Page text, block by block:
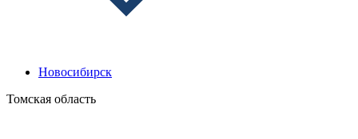
Новосибирск
Томская область